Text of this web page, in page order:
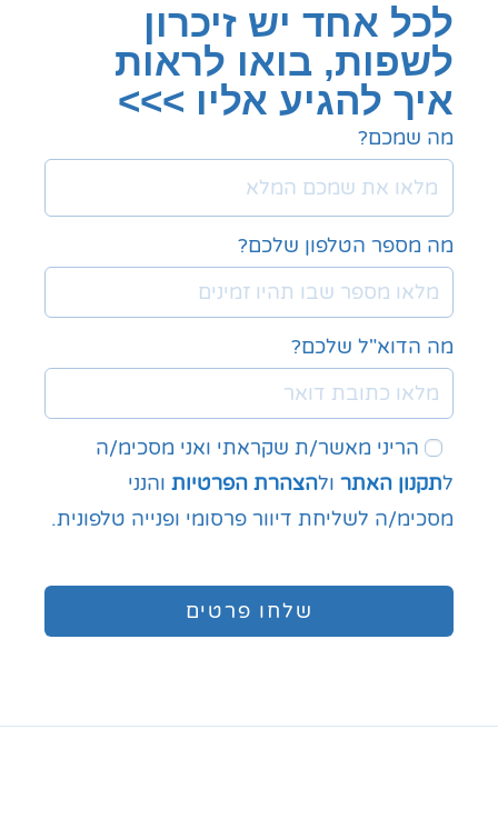
לכל אחד יש זיכרון
לשפות, בואו לראות
איך להגיע אליו >>>
מה שמכם?
מה מספר הטלפון שלכם?
מה הדוא"ל שלכם?
הריני מאשר/ת שקראתי ואני מסכימ/ה
לתקנון האתר ולהצהרת הפרטיות והנני
מסכימ/ה לשליחת דיוור פרסומי ופנייה טלפונית.
שלחו פרטים